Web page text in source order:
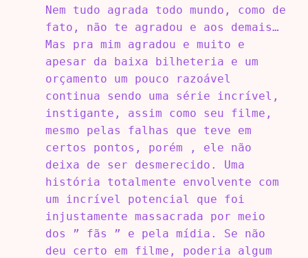
Nem tudo agrada todo mundo, como de
fato, não te agradou e aos demais…
Mas pra mim agradou e muito e
apesar da baixa bilheteria e um
orçamento um pouco razoável
continua sendo uma série incrível,
instigante, assim como seu filme,
mesmo pelas falhas que teve em
certos pontos, porém , ele não
deixa de ser desmerecido. Uma
história totalmente envolvente com
um incrível potencial que foi
injustamente massacrada por meio
dos ” fãs ” e pela mídia. Se não
deu certo em filme, poderia algum